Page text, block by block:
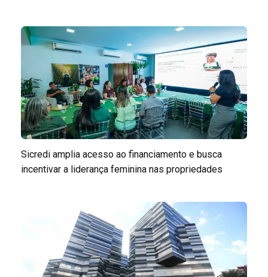
Sicredi amplia acesso ao financiamento e busca
incentivar a liderança feminina nas propriedades